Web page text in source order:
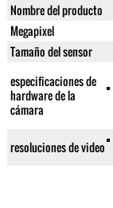
Nombre del producto
Megapixel
Tamaño del sensor
especificaciones de
hardware de la
cámara
resoluciones de video